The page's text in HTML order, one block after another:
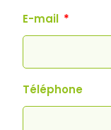
E-mail
Téléphone